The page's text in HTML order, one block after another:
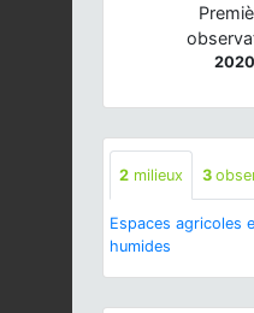
2020
2 milieux 3
Espaces agricoles
humides